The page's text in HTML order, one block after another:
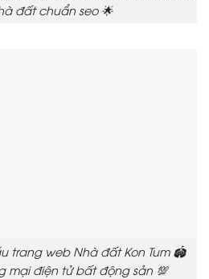
đất chuẩn seo 🌟
trang web Nhà đất Kon Tum 🏟️
mại điện tử bất động sản 💯